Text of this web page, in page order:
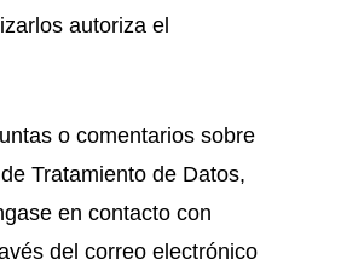
autoriza el
o comentarios sobre
Tratamiento de Datos,
en contacto con
del correo electrónico